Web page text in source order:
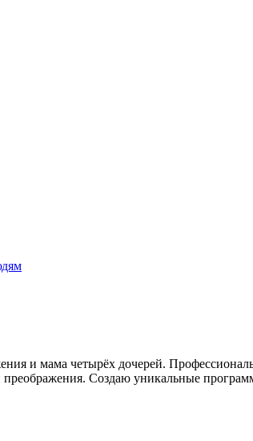
и мама четырёх дочерей.
Создаю уникальные